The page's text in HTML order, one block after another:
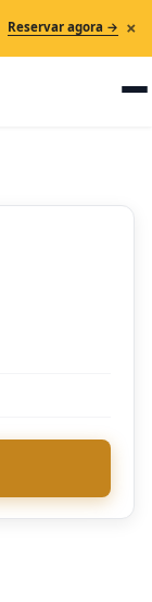
Reservar agora → ×